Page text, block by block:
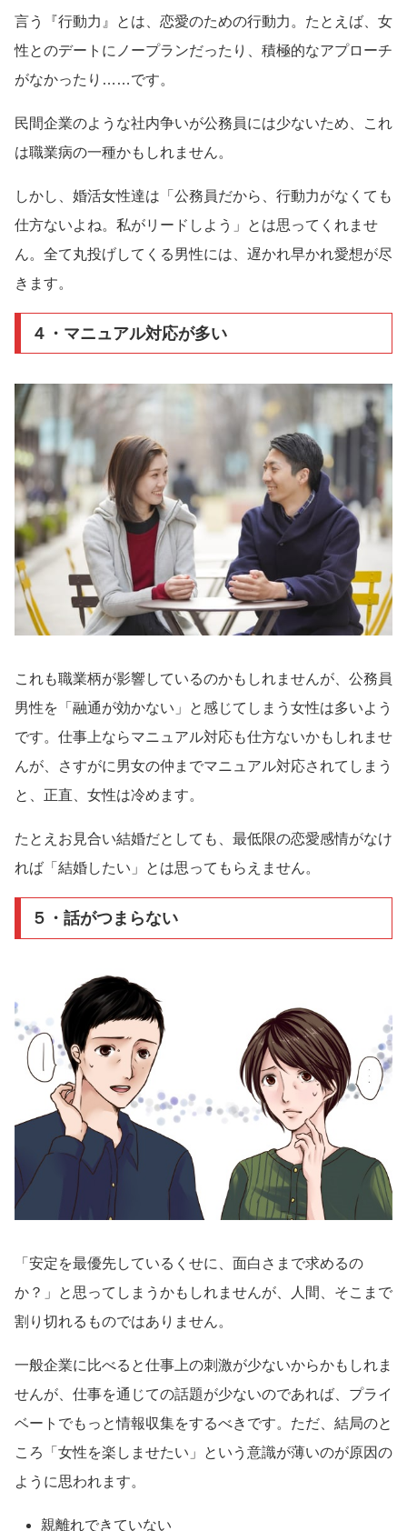
言う『行動力』とは、恋愛のための行動力。たとえば、女
性とのデートにノープランだったり、積極的なアプローチ
がなかったり……です。
民間企業のような社内争いが公務員には少ないため、これ
は職業病の一種かもしれません。
しかし、婚活女性達は「公務員だから、行動力がなくても
仕方ないよね。私がリードしよう」とは思ってくれませ
ん。全て丸投げしてくる男性には、遅かれ早かれ愛想が尽
きます。
４・マニュアル対応が多い
これも職業柄が影響しているのかもしれませんが、公務員
男性を「融通が効かない」と感じてしまう女性は多いよう
です。仕事上ならマニュアル対応も仕方ないかもしれませ
んが、さすがに男女の仲までマニュアル対応されてしまう
と、正直、女性は冷めます。
たとえお見合い結婚だとしても、最低限の恋愛感情がなけ
れば「結婚したい」とは思ってもらえません。
５・話がつまらない
「安定を最優先しているくせに、面白さまで求めるの
か？」と思ってしまうかもしれませんが、人間、そこまで
割り切れるものではありません。
一般企業に比べると仕事上の刺激が少ないからかもしれま
せんが、仕事を通じての話題が少ないのであれば、プライ
ベートでもっと情報収集をするべきです。ただ、結局のと
ころ「女性を楽しませたい」という意識が薄いのが原因の
ように思われます。
親離れできていない